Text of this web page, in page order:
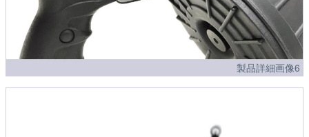
製品詳細画像6